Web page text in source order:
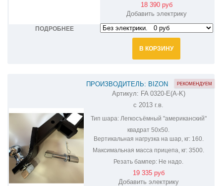
ПОДРОБНЕЕ
18 390 руб
Добавить электрику
В КОРЗИНУ
ПРОИЗВОДИТЕЛЬ: BIZON
ФАРКОП С СИСТЕМОЙ АНТИСТУК НА
LEXUS GX460 FA 0320-E(A-K)
Артикул: FA 0320-E(A-K)
с 2013 г.в.
Тип шара:Легкосъёмный "американский"
квадрат 50х50.
Вертикальная нагрузка на шар, кг:160.
Максимальная масса прицепа, кг: 3500.
Резать бампер: Не надо.
РЕКОМЕНДУЕМ
19 335 руб
Добавить электрику